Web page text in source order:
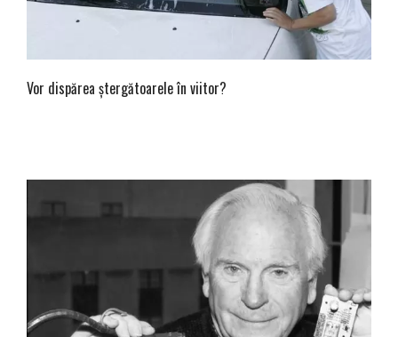
Vor dispărea ștergătoarele în viitor?